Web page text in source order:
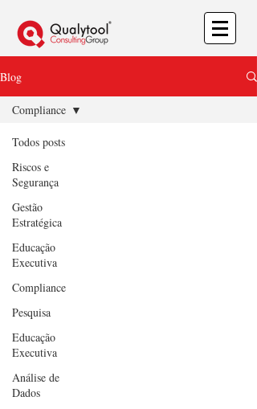
Blog
Todos posts
Riscos e
Segurança
Gestão
Estratégica
Educação
Executiva
Compliance
Pesquisa
Educação
Executiva
Análise de
Dados
Compliance